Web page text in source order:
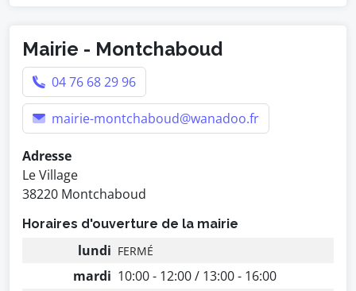
Mairie - Montchaboud
04 76 68 29 96
mairie-montchaboud@wanadoo.fr
Adresse
Le Village
38220 Montchaboud
Horaires d'ouverture de la mairie
lundi FERMÉ
mardi 10:00 - 12:00 / 13:00 - 16:00